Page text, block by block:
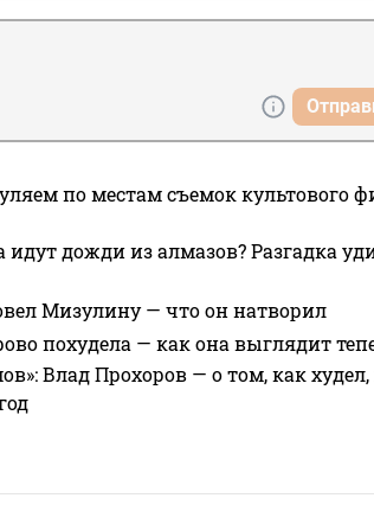
по местам съемок культового
дожди из алмазов? Разгадка
Мизулину — что он натворил
похудела — как она выглядит
Влад Прохоров — о том, как худел,